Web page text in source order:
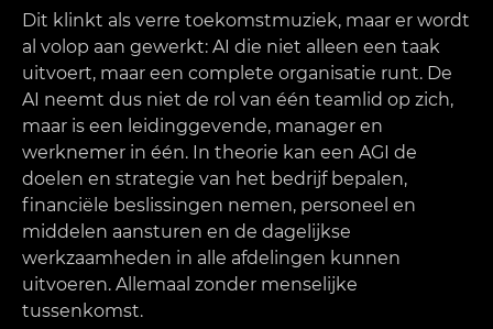
Dit klinkt als verre toekomstmuziek, maar er wordt
al volop aan gewerkt: AI die niet alleen een taak
uitvoert, maar een complete organisatie runt. De
AI neemt dus niet de rol van één teamlid op zich,
maar is een leidinggevende, manager en
werknemer in één. In theorie kan een AGI de
doelen en strategie van het bedrijf bepalen,
financiële beslissingen nemen, personeel en
middelen aansturen en de dagelijkse
werkzaamheden in alle afdelingen kunnen
uitvoeren. Allemaal zonder menselijke
tussenkomst.